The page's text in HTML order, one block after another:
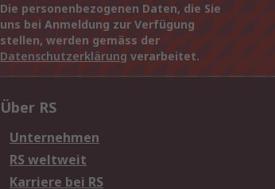
Die personenbezogenen Daten, die Sie
uns bei Anmeldung zur Verfügung
stellen, werden gemäss der
Datenschutzerklärung verarbeitet.
Über RS
Unternehmen
RS weltweit
Karriere bei RS